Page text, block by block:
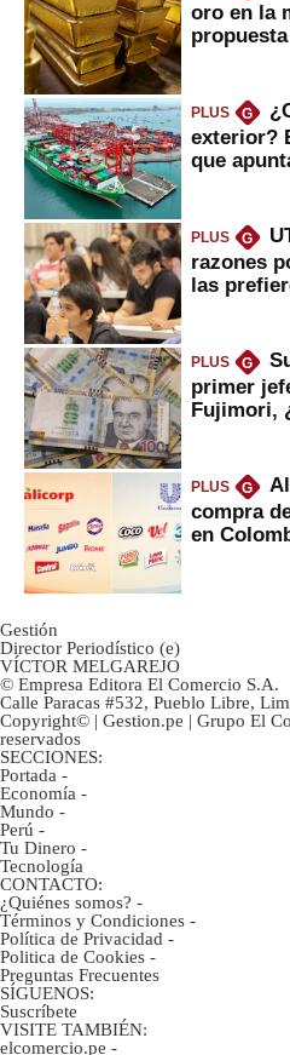
oro en la
PLUS G
exterior?
que
PLUS G
razones
las
PLUS G
primer
Fujimori,
PLUS G
compra
en
Gestión
Director Periodístico (e)
VÍCTOR MELGAREJO
© Empresa Editora El Comercio S.A.
Calle Paracas #532, Pueblo Libre,
Copyright© | Gestion.pe | Grupo El
reservados
SECCIONES:
Portada -
Economía -
Mundo -
Perú -
Tu Dinero -
Tecnología
CONTACTO:
¿Quiénes somos? -
Términos y Condiciones -
Política de Privacidad -
Politica de Cookies -
Preguntas Frecuentes
SÍGUENOS:
Suscríbete
VISITE TAMBIÉN:
elcomercio.pe -